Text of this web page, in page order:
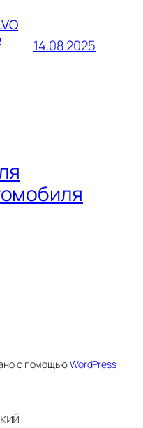
14.08.2025
с помощьюWordPress